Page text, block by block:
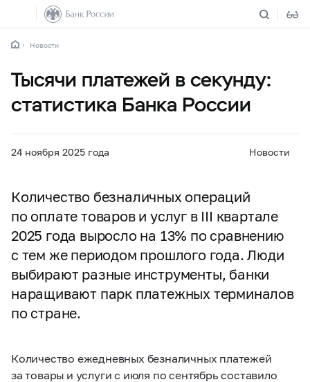
Новости
Тысячи платежей в секунду:
статистика Банка России
24 ноября 2025 года Новости
Количество безналичных операций
по оплате товаров и услуг в III квартале
2025 года выросло на 13% по сравнению
с тем же периодом прошлого года. Люди
выбирают разные инструменты, банки
наращивают парк платежных терминалов
по стране.
Количество ежедневных безналичных платежей
за товары и услуги с июля по сентябрь составило